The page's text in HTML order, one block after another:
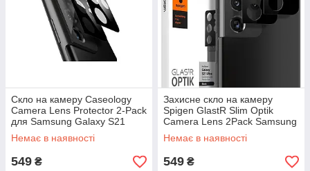
Скло на камеру Caseology
Camera Lens Protector 2-Pack
для Samsung Galaxy S21
Ultra Black (AGL02532)
Немає в наявності
549 ₴
Захисне скло на камеру
Spigen GlastR Slim Optik
Camera Lens 2Pack Samsung
Galaxy S21 Ultra Black
(AGL02733)
Немає в наявності
549 ₴